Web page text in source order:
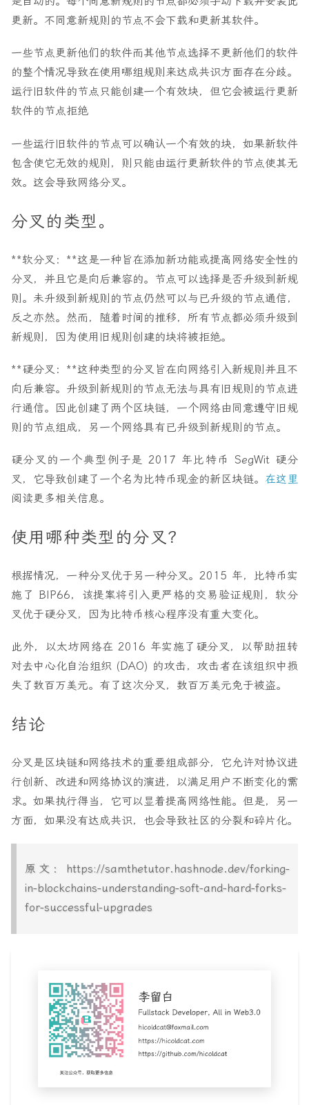
更新。不同意新规则的节点不会下载和更新其软件。
一些节点更新他们的软件而其他节点选择不更新他们的软件
的整个情况导致在使用哪组规则来达成共识方面存在分歧。
运行旧软件的节点只能创建一个有效块，但它会被运行更新
软件的节点拒绝
一些运行旧软件的节点可以确认一个有效的块，如果新软件
包含使它无效的规则，则只能由运行更新软件的节点使其无
效。这会导致网络分叉。
分叉的类型。
**软分叉：**这是一种旨在添加新功能或提高网络安全性的
分叉，并且它是向后兼容的。节点可以选择是否升级到新规
则。未升级到新规则的节点仍然可以与已升级的节点通信，
反之亦然。然而，随着时间的推移，所有节点都必须升级到
新规则，因为使用旧规则创建的块将被拒绝。
**硬分叉：**这种类型的分叉旨在向网络引入新规则并且不
向后兼容。升级到新规则的节点无法与具有旧规则的节点进
行通信。因此创建了两个区块链，一个网络由同意遵守旧规
则的节点组成，另一个网络具有已升级到新规则的节点。
硬分叉的一个典型例子是 2017 年比特币 SegWit 硬分
叉，它导致创建了一个名为比特币现金的新区块链。 在这里
阅读更多相关信息。
使用哪种类型的分叉？
根据情况，一种分叉优于另一种分叉。2015 年，比特币实
施了 BIP66，该提案将引入更严格的交易验证规则，软分
叉优于硬分叉，因为比特币核心程序没有重大变化。
此外，以太坊网络在 2016 年实施了硬分叉，以帮助扭转
对去中心化自治组织 (DAO) 的攻击，攻击者在该组织中损
失了数百万美元。有了这次分叉，数百万美元免于被盗。
结论
分叉是区块链和网络技术的重要组成部分，它允许对协议进
行创新、改进和网络协议的演进，以满足用户不断变化的需
求。如果执行得当，它可以显着提高网络性能。但是，另一
方面，如果没有达成共识，也会导致社区的分裂和碎片化。
原文：https://samthetutor.hashnode.dev/forking-
in-blockchains-understanding-soft-and-hard-forks-
for-successful-upgrades